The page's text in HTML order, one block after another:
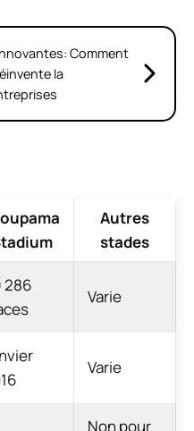
Comment
la
Autres
stades
286
Varie
Varie
Non pour